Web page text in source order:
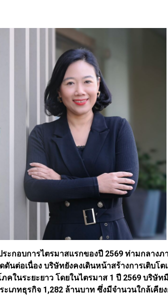
ะกอบการไตรมาสแรกของปี 2569 ท่ามกลางภ
นต่อเนื่อง บริษัทยังคงเดินหน้าสร้างการเติบโต
ในระยะยาว โดยในไตรมาส 1 ปี 2569 บริษัท
เภทธุรกิจ 1,282 ล้านบาท ซึ่งมีจำนวนใกล้เคีย